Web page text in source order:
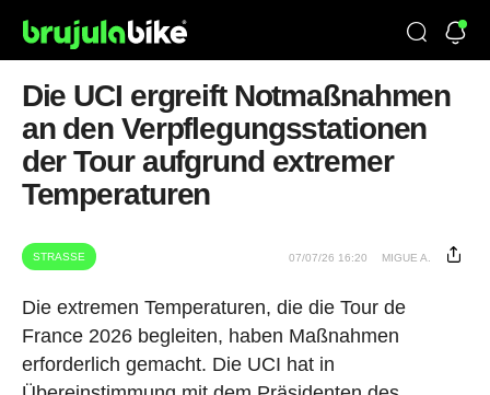
Die UCI ergreift Notmaßnahmen
an den Verpflegungsstationen
der Tour aufgrund extremer
Temperaturen
STRASSE 07/07/26 16:20 MIGUE A.
Die extremen Temperaturen, die die Tour de
France 2026 begleiten, haben Maßnahmen
erforderlich gemacht. Die UCI hat in